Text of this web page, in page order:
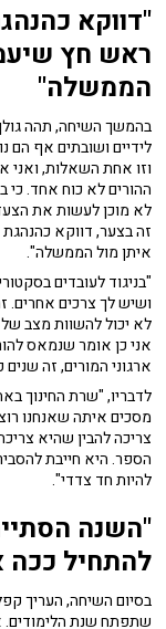
"דווקא
ראש חץ
הממשלה"
בהמשך השיחה, תהה
לידיים ושובתים אף הם
וזו אחת השאלות, ואני
ההורים לא כוח אחד. כי
לא מוכן לעשות את
זה בצער, דווקא
איתן מול הממשלה".
"בניגוד לעובדים
ושיש לך צרכים אחרים.
לא יכול להשוות מצב
אני כן אומר שנמאס
ארגוני המורים, זה
לדבריו, "שרת החינוך
מסכים איתה שאנחנו
צריכה להבין שהיא
הספר. היא חייבת
להיות חד צדדי".
"השנה
להתחיל
שתפתח שנת הלימודים.